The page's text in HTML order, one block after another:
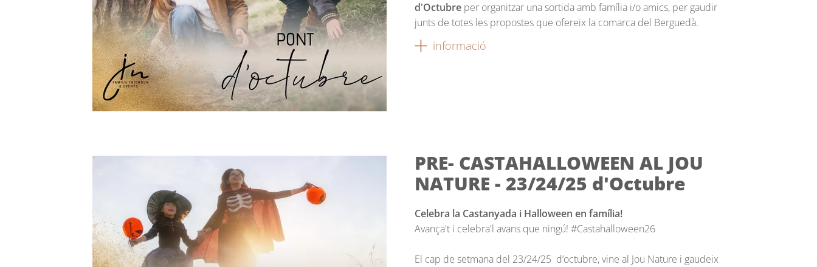
d'Octubre per organitzar una sortida amb família i/o amics, per gaudir
junts de totes les propostes que ofereix la comarca del Berguedà.
informació
PRE- CASTAHALLOWEEN AL JOU
NATURE - 23/24/25 d'Octubre
Celebra la Castanyada i Halloween en família!
Avança't i celebra'l avans que ningú! #Castahalloween26
El cap de setmana del 23/24/25 d’octubre, vine al Jou Nature i gaudeix